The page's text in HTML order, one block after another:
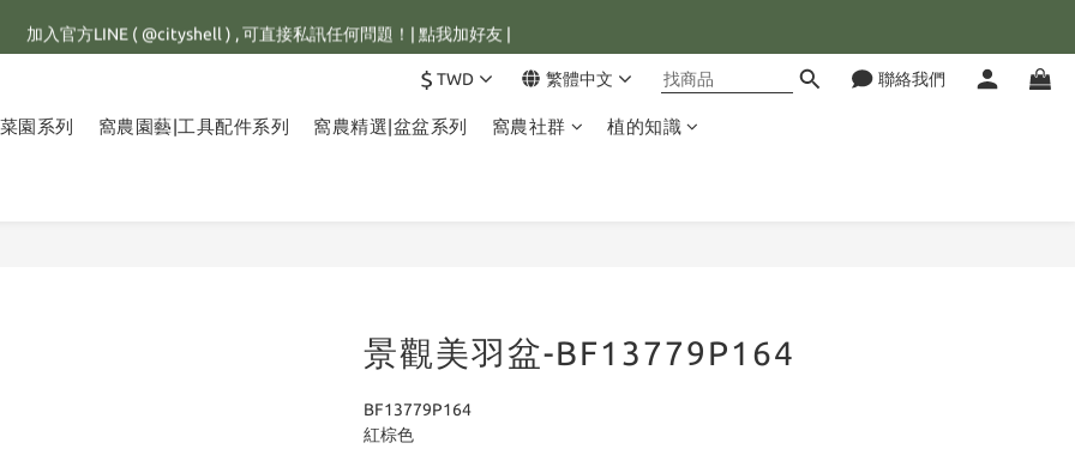
滿1500元，訂單即享免運優惠，新註冊會員，還可立即獲得25元購物金💰
加入官方LINE ( @cityshell ) , 可直接私訊任何問題！| 點我加好友 |
重量限制，超重訂單會進行拆單程序，並多增收65元拆單費用，謝謝配合😊
滿1500元，訂單即享免運優惠，新註冊會員，還可立即獲得25元購物金💰
$ TWD 繁體中文 聯絡我們
園系列 窩農園藝|工具配件系列 窩農精選|盆盆系列 窩農社群 植的知識
景觀美羽盆-BF13779P164
BF13779P164
紅棕色